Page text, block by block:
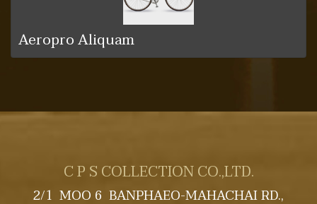
Aeropro Aliquam
C P S COLLECTION CO.,LTD.
2/1 MOO 6 BANPHAEO-MAHACHAI RD.,